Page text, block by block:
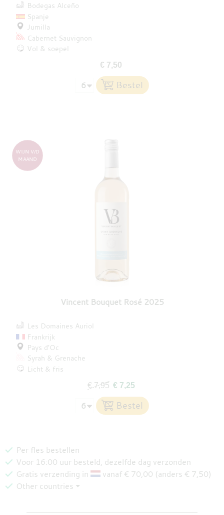
Bodegas Alceño
Spanje
Jumilla
Cabernet Sauvignon
Vol & soepel
€ 7,50
Vincent Bouquet Rosé 2025
WIJN V/D
MAAND
Les Domaines Auriol
Frankrijk
Pays d’Oc
Syrah
Grenache
Licht & fris
€ 7,95 € 7,25
Per fles bestellen
Voor 16:00 uur besteld, dezelfde dag verzonden
Gratis verzending in
vanaf € 70,00 (anders € 7,50)
Other countries ⏷